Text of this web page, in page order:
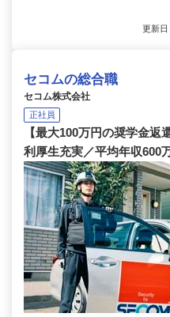
更新
セコムの総合職
セコム株式会社
正社員
【最大100万円の奨学金
利厚生充実／平均年収600